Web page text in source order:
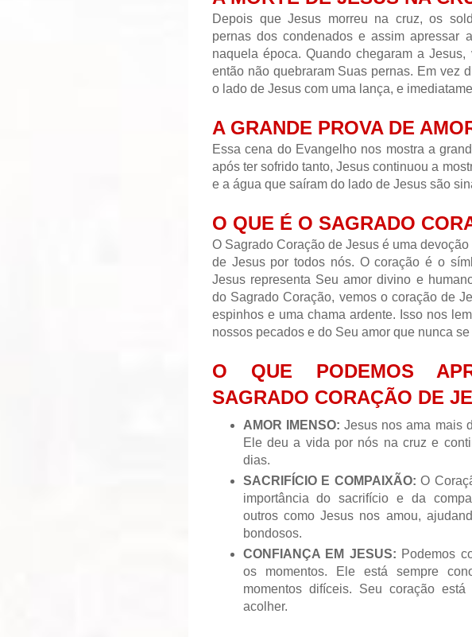
Depois que Jesus morreu na cruz, os
pernas dos condenados e assim apressar
naquela época. Quando chegaram a
então não quebraram Suas pernas. Em vez
o lado de Jesus com uma lança, e
A GRANDE PROVA DE
Essa cena do Evangelho nos mostra a
após ter sofrido tanto, Jesus continuou a
e a água que saíram do lado de Jesus são
O QUE É O SAGRADO
O Sagrado Coração de Jesus é uma
de Jesus por todos nós. O coração é o
Jesus representa Seu amor divino e
do Sagrado Coração, vemos o coração de
espinhos e uma chama ardente. Isso nos
nossos pecados e do Seu amor que nunca se
O QUE PODEMOS
SAGRADO CORAÇÃO DE
AMOR IMENSO: Jesus nos ama mais
Ele deu a vida por nós na cruz e
dias.
SACRIFÍCIO E COMPAIXÃO: O
importância do sacrifício e da
outros como Jesus nos amou,
bondosos.
CONFIANÇA EM JESUS: Podemos
os momentos. Ele está sempre
momentos difíceis. Seu coração
acolher.